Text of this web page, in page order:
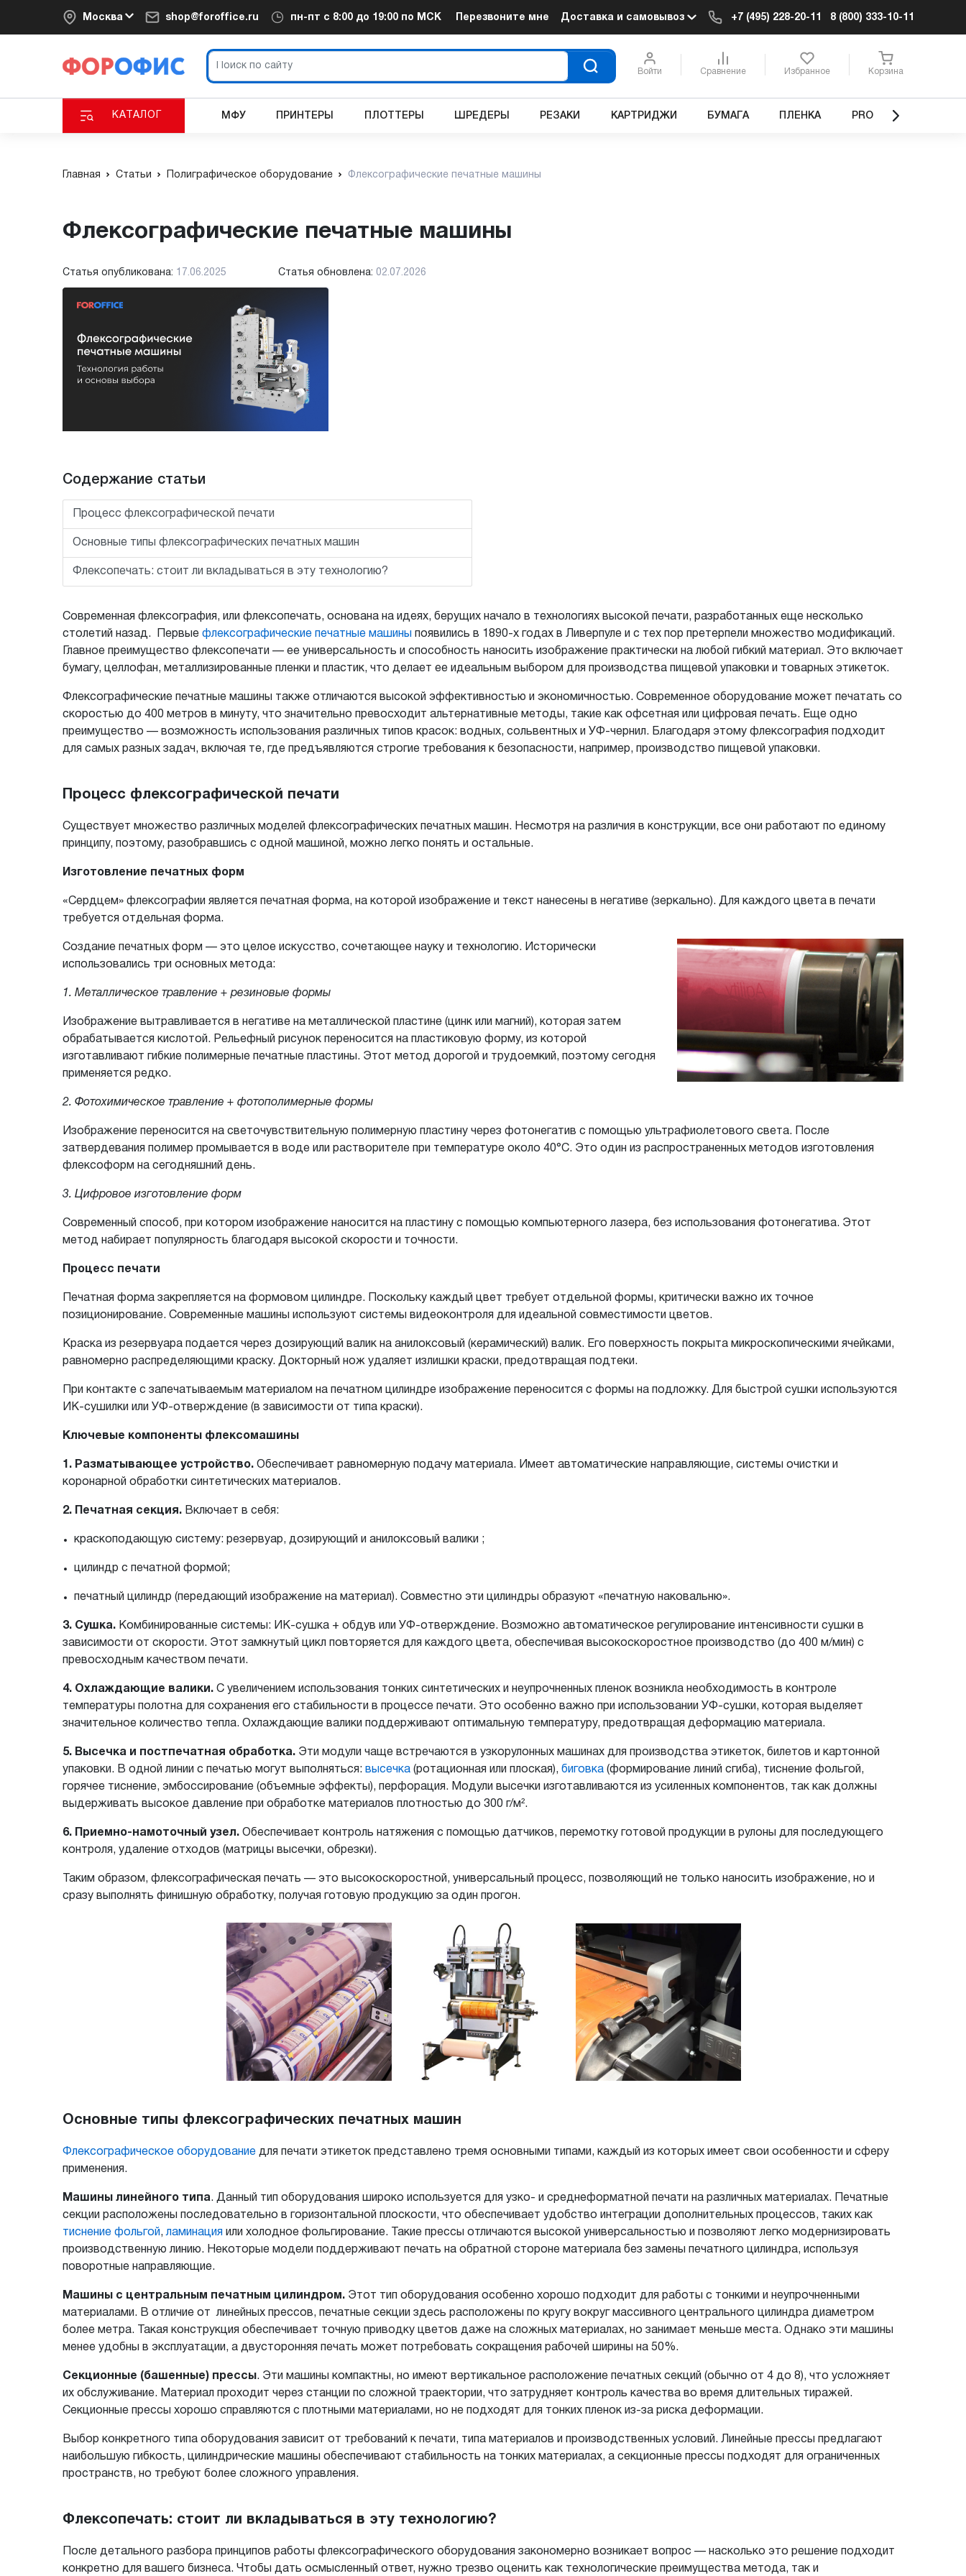
Москва shop@foroffice.ru пн-пт с 8:00 до 19:00 по МСК Перезвоните мне Доставка и самовывоз +7 (495) 228-20-11 8 (800) 333-10-11
Войти Сравнение Избранное Корзина
КАТАЛОГ МФУ ПРИНТЕРЫ ПЛОТТЕРЫ ШРЕДЕРЫ РЕЗАКИ КАРТРИДЖИ БУМАГА ПЛЕНКА PRO
Главная Статьи Полиграфическое оборудование Флексографические печатные машины
Флексографические печатные машины
Статья опубликована: 17.06.2025 Статья обновлена: 02.07.2026
Содержание статьи
Процесс флексографической печати
Основные типы флексографических печатных машин
Флексопечать: стоит ли вкладываться в эту технологию?
Современная флексография, или флексопечать, основана на идеях, берущих начало в технологиях высокой печати, разработанных еще несколько
столетий назад. Первые флексографические печатные машины появились в 1890-х годах в Ливерпуле и с тех пор претерпели множество модификаций.
Главное преимущество флексопечати — ее универсальность и способность наносить изображение практически на любой гибкий материал. Это включает
бумагу, целлофан, металлизированные пленки и пластик, что делает ее идеальным выбором для производства пищевой упаковки и товарных этикеток.
Флексографические печатные машины также отличаются высокой эффективностью и экономичностью. Современное оборудование может печатать со
скоростью до 400 метров в минуту, что значительно превосходит альтернативные методы, такие как офсетная или цифровая печать. Еще одно
преимущество — возможность использования различных типов красок: водных, сольвентных и УФ-чернил. Благодаря этому флексография подходит
для самых разных задач, включая те, где предъявляются строгие требования к безопасности, например, производство пищевой упаковки.
Процесс флексографической печати
Существует множество различных моделей флексографических печатных машин. Несмотря на различия в конструкции, все они работают по единому
принципу, поэтому, разобравшись с одной машиной, можно легко понять и остальные.
Изготовление печатных форм
«Сердцем» флексографии является печатная форма, на которой изображение и текст нанесены в негативе (зеркально). Для каждого цвета в печати
требуется отдельная форма.
Создание печатных форм — это целое искусство, сочетающее науку и технологию. Исторически
использовались три основных метода:
1. Металлическое травление + резиновые формы
Изображение вытравливается в негативе на металлической пластине (цинк или магний), которая затем
обрабатывается кислотой. Рельефный рисунок переносится на пластиковую форму, из которой
изготавливают гибкие полимерные печатные пластины. Этот метод дорогой и трудоемкий, поэтому сегодня
применяется редко.
2. Фотохимическое травление + фотополимерные формы
Изображение переносится на светочувствительную полимерную пластину через фотонегатив с помощью ультрафиолетового света. После
затвердевания полимер промывается в воде или растворителе при температуре около 40°C. Это один из распространенных методов изготовления
флексоформ на сегодняшний день.
3. Цифровое изготовление форм
Современный способ, при котором изображение наносится на пластину с помощью компьютерного лазера, без использования фотонегатива. Этот
метод набирает популярность благодаря высокой скорости и точности.
Процесс печати
Печатная форма закрепляется на формовом цилиндре. Поскольку каждый цвет требует отдельной формы, критически важно их точное
позиционирование. Современные машины используют системы видеоконтроля для идеальной совместимости цветов.
Краска из резервуара подается через дозирующий валик на анилоксовый (керамический) валик. Его поверхность покрыта микроскопическими ячейками,
равномерно распределяющими краску. Докторный нож удаляет излишки краски, предотвращая подтеки.
При контакте с запечатываемым материалом на печатном цилиндре изображение переносится с формы на подложку. Для быстрой сушки используются
ИК-сушилки или УФ-отверждение (в зависимости от типа краски).
Ключевые компоненты флексомашины
1. Разматывающее устройство. Обеспечивает равномерную подачу материала. Имеет автоматические направляющие, системы очистки и
коронарной обработки синтетических материалов.
2. Печатная секция. Включает в себя:
краскоподающую систему: резервуар, дозирующий и анилоксовый валики ;
цилиндр с печатной формой;
печатный цилиндр (передающий изображение на материал). Совместно эти цилиндры образуют «печатную наковальню».
3. Сушка. Комбинированные системы: ИК-сушка + обдув или УФ-отверждение. Возможно автоматическое регулирование интенсивности сушки в
зависимости от скорости. Этот замкнутый цикл повторяется для каждого цвета, обеспечивая высокоскоростное производство (до 400 м/мин) с
превосходным качеством печати.
4. Охлаждающие валики. С увеличением использования тонких синтетических и неупрочненных пленок возникла необходимость в контроле
температуры полотна для сохранения его стабильности в процессе печати. Это особенно важно при использовании УФ-сушки, которая выделяет
значительное количество тепла. Охлаждающие валики поддерживают оптимальную температуру, предотвращая деформацию материала.
5. Высечка и постпечатная обработка. Эти модули чаще встречаются в узкорулонных машинах для производства этикеток, билетов и картонной
упаковки. В одной линии с печатью могут выполняться: высечка (ротационная или плоская), биговка (формирование линий сгиба), тиснение фольгой,
горячее тиснение, эмбоссирование (объемные эффекты), перфорация. Модули высечки изготавливаются из усиленных компонентов, так как должны
выдерживать высокое давление при обработке материалов плотностью до 300 г/м².
6. Приемно-намоточный узел. Обеспечивает контроль натяжения с помощью датчиков, перемотку готовой продукции в рулоны для последующего
контроля, удаление отходов (матрицы высечки, обрезки).
Таким образом, флексографическая печать — это высокоскоростной, универсальный процесс, позволяющий не только наносить изображение, но и
сразу выполнять финишную обработку, получая готовую продукцию за один прогон.
Основные типы флексографических печатных машин
Флексографическое оборудование для печати этикеток представлено тремя основными типами, каждый из которых имеет свои особенности и сферу
применения.
Машины линейного типа. Данный тип оборудования широко используется для узко- и среднеформатной печати на различных материалах. Печатные
секции расположены последовательно в горизонтальной плоскости, что обеспечивает удобство интеграции дополнительных процессов, таких как
тиснение фольгой, ламинация или холодное фольгирование. Такие прессы отличаются высокой универсальностью и позволяют легко модернизировать
производственную линию. Некоторые модели поддерживают печать на обратной стороне материала без замены печатного цилиндра, используя
поворотные направляющие.
Машины с центральным печатным цилиндром. Этот тип оборудования особенно хорошо подходит для работы с тонкими и неупрочненными
материалами. В отличие от линейных прессов, печатные секции здесь расположены по кругу вокруг массивного центрального цилиндра диаметром
более метра. Такая конструкция обеспечивает точную приводку цветов даже на сложных материалах, но занимает меньше места. Однако эти машины
менее удобны в эксплуатации, а двусторонняя печать может потребовать сокращения рабочей ширины на 50%.
Секционные (башенные) прессы. Эти машины компактны, но имеют вертикальное расположение печатных секций (обычно от 4 до 8), что усложняет
их обслуживание. Материал проходит через станции по сложной траектории, что затрудняет контроль качества во время длительных тиражей.
Секционные прессы хорошо справляются с плотными материалами, но не подходят для тонких пленок из-за риска деформации.
Выбор конкретного типа оборудования зависит от требований к печати, типа материалов и производственных условий. Линейные прессы предлагают
наибольшую гибкость, цилиндрические машины обеспечивают стабильность на тонких материалах, а секционные прессы подходят для ограниченных
пространств, но требуют более сложного управления.
Флексопечать: стоит ли вкладываться в эту технологию?
После детального разбора принципов работы флексографического оборудования закономерно возникает вопрос — насколько это решение подходит
конкретно для вашего бизнеса. Чтобы дать осмысленный ответ, нужно трезво оценить как технологические преимущества метода, так и